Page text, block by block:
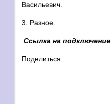
Васильевич.
3. Разное.
Ссылка на
Поделиться: